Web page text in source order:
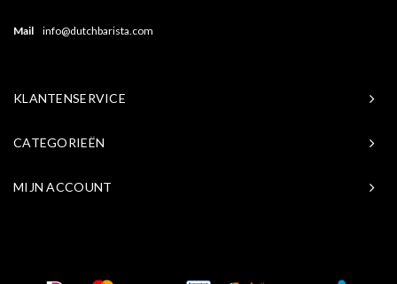
Mail info@dutchbarista.com
KLANTENSERVICE
CATEGORIEËN
MIJN ACCOUNT